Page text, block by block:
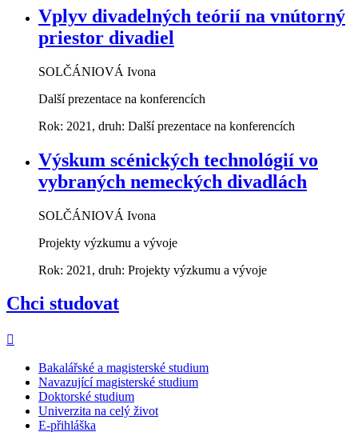
Vplyv divadelných teórií na vnútorný
priestor divadiel
SOLČÁNIOVÁ Ivona
Další prezentace na konferencích
Rok: 2021, druh: Další prezentace na konferencích
Výskum scénických technológií vo
vybraných nemeckých divadlách
SOLČÁNIOVÁ Ivona
Projekty výzkumu a vývoje
Rok: 2021, druh: Projekty výzkumu a vývoje
Chci studovat
Bakalářské a magisterské studium
Navazující magisterské studium
Doktorské studium
Univerzita na celý život
E-přihláška